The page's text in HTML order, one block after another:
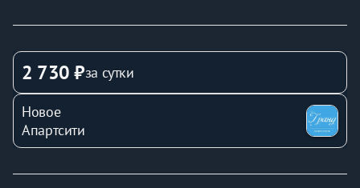
и кабельное телевидение
квартира, большая двуспальная кровать, тумбы,
микроволновая печь, ЖК телевизор, кухонный
гарнитур, плита, стиральная машина⚡ Вся
необходимая посуда, столовые приборы. ⚡В
квартире имеется средство для мытья посуды, губка
для мытья посуды, тряпочка для стола, одноразовый
гель для душа 2шт, одноразовый шампунь 2шт,
2 730 ₽за сутки
Новое
Апартсити